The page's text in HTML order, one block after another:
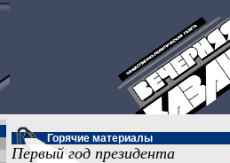
Горячие материалы
Первый год президента